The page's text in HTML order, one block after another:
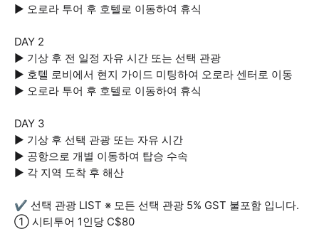
▶ 오로라 투어 후 호텔로 이동하여 휴식
DAY 2
▶ 기상 후 전 일정 자유 시간 또는 선택 관광
▶ 호텔 로비에서 현지 가이드 미팅하여 오로라 센터로 이동
▶ 오로라 투어 후 호텔로 이동하여 휴식
DAY 3
▶ 기상 후 선택 관광 또는 자유 시간
▶ 공항으로 개별 이동하여 탑승 수속
▶ 각 지역 도착 후 해산
✔ 선택 관광 LIST ※ 모든 선택 관광 5% GST 불포함 입니다.
① 시티투어 1인당 C$80